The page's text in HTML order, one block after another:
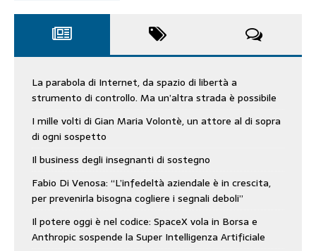
La parabola di Internet, da spazio di libertà a
strumento di controllo. Ma un’altra strada è possibile
I mille volti di Gian Maria Volontè, un attore al di sopra
di ogni sospetto
Il business degli insegnanti di sostegno
Fabio Di Venosa: “L’infedeltà aziendale è in crescita,
per prevenirla bisogna cogliere i segnali deboli”
Il potere oggi è nel codice: SpaceX vola in Borsa e
Anthropic sospende la Super Intelligenza Artificiale